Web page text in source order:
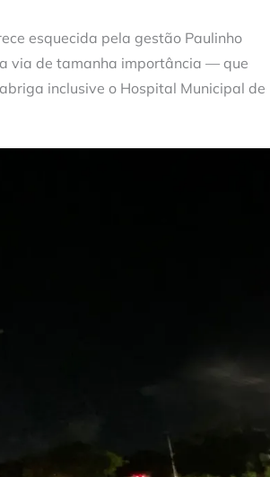
esquecida pela gestão Paulinho
via de tamanha importância — que
inclusive o Hospital Municipal de